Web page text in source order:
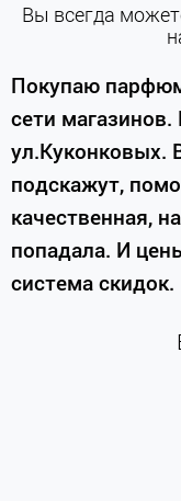
Вы всегда
Покупаю
сети
ул.Куконковых.
подскажут,
качественная,
попадала. И
система скидок.